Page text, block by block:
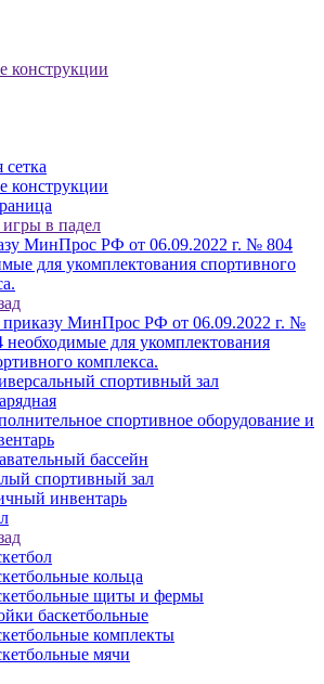
конструкции
сетка
конструкции
в падел
МинПрос РФ от 06.09.2022 г. № 804
для укомплектования спортивного
МинПрос РФ от 06.09.2022 г. №
необходимые для укомплектования
комплекса.
спортивный зал
спортивное оборудование и
бассейн
спортивный зал
инвентарь
кольца
щиты и фермы
баскетбольные
комплекты
мячи